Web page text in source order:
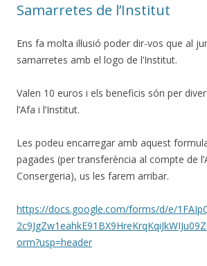
Samarretes de l’Institut
Ens fa molta il·lusió poder dir-vos que al
samarretes amb el logo de l’Institut.
Valen 10 euros i els beneficis són per
l’Afa i l’Institut.
Les podeu encarregar amb aquest
pagades (per transferència al compte de
Consergeria), us les farem arribar.
https://docs.google.com/forms/d/e/
orm?usp=header